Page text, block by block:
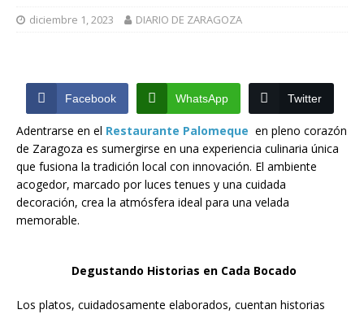
diciembre 1, 2023 DIARIO DE ZARAGOZA
Facebook WhatsApp Twitter
Adentrarse en el Restaurante Palomeque en pleno corazón
de Zaragoza es sumergirse en una experiencia culinaria única
que fusiona la tradición local con innovación. El ambiente
acogedor, marcado por luces tenues y una cuidada
decoración, crea la atmósfera ideal para una velada
memorable.
Degustando Historias en Cada Bocado
Los platos, cuidadosamente elaborados, cuentan historias